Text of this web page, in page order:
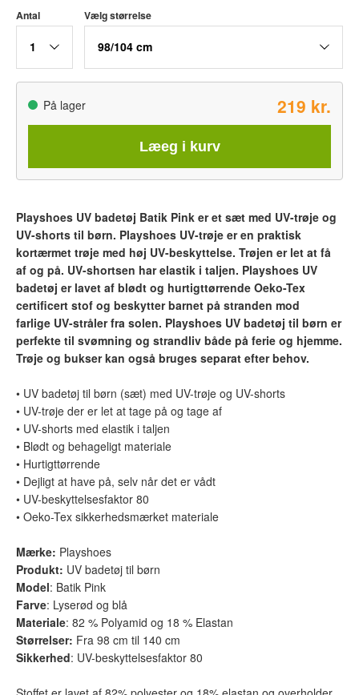
Antal
1
Vælg størrelse
98/104 cm
På lager 219 kr.
Læeg i kurv
Playshoes UV badetøj Batik Pink er et sæt med UV-trøje og
UV-shorts til børn. Playshoes UV-trøje er en praktisk
kortærmet trøje med høj UV-beskyttelse. Trøjen er let at få
af og på. UV-shortsen har elastik i taljen. Playshoes UV
badetøj er lavet af blødt og hurtigttørrende Oeko-Tex
certificert stof og beskytter barnet på stranden mod
farlige UV-stråler fra solen. Playshoes UV badetøj til børn er
perfekte til svømning og strandliv både på ferie og hjemme.
Trøje og bukser kan også bruges separat efter behov.
• UV badetøj til børn (sæt) med UV-trøje og UV-shorts
• UV-trøje der er let at tage på og tage af
• UV-shorts med elastik i taljen
• Blødt og behageligt materiale
• Hurtigttørrende
• Dejligt at have på, selv når det er vådt
• UV-beskyttelsesfaktor 80
• Oeko-Tex sikkerhedsmærket materiale
Mærke: Playshoes
Produkt: UV badetøj til børn
Model: Batik Pink
Farve: Lyserød og blå
Materiale: 82 % Polyamid og 18 % Elastan
Størrelser: Fra 98 cm til 140 cm
Sikkerhed: UV-beskyttelsesfaktor 80